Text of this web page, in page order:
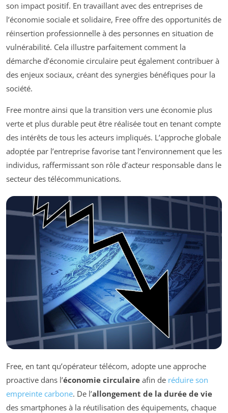
son impact positif. En travaillant avec des entreprises de
l’économie sociale et solidaire, Free offre des opportunités de
réinsertion professionnelle à des personnes en situation de
vulnérabilité. Cela illustre parfaitement comment la
démarche d’économie circulaire peut également contribuer à
des enjeux sociaux, créant des synergies bénéfiques pour la
société.
Free montre ainsi que la transition vers une économie plus
verte et plus durable peut être réalisée tout en tenant compte
des intérêts de tous les acteurs impliqués. L’approche globale
adoptée par l’entreprise favorise tant l’environnement que les
individus, raffermissant son rôle d’acteur responsable dans le
secteur des télécommunications.
Free, en tant qu’opérateur télécom, adopte une approche
proactive dans l’économie circulaire afin de réduire son
empreinte carbone. De l’allongement de la durée de vie
des smartphones à la réutilisation des équipements, chaque